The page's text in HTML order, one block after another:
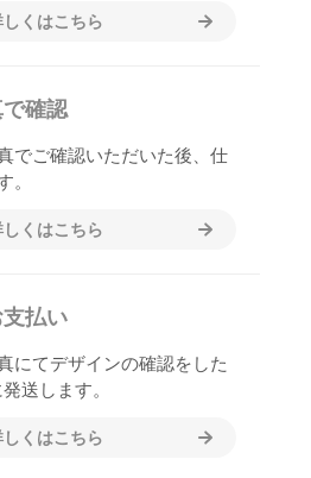
しくはこちら
確認
でご確認いただいた後、仕
しくはこちら
払い
にてデザインの確認をした
送します。
しくはこちら